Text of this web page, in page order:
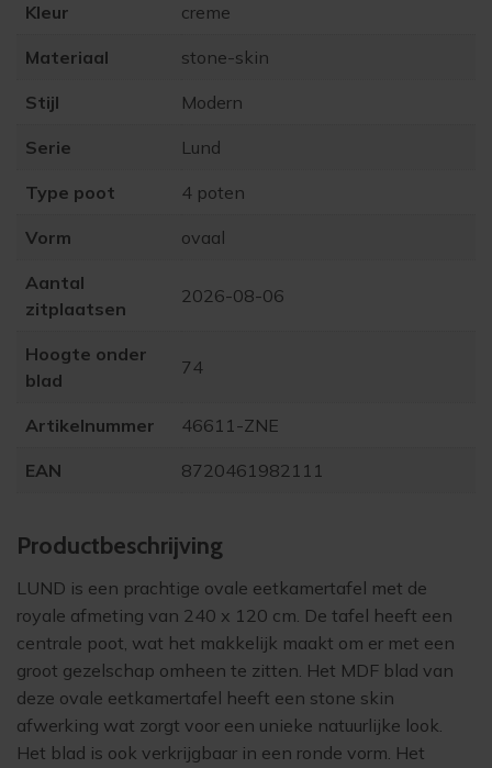
Kleur creme
Materiaal stone-skin
Stijl Modern
Serie Lund
Type poot 4 poten
Vorm ovaal
Aantal
zitplaatsen
2026-08-06
Hoogte onder
blad
74
Artikelnummer 46611-ZNE
EAN 8720461982111
Product­beschrijving
LUND is een prachtige ovale eetkamertafel met de
royale afmeting van 240 x 120 cm. De tafel heeft een
centrale poot, wat het makkelijk maakt om er met een
groot gezelschap omheen te zitten. Het MDF blad van
deze ovale eetkamertafel heeft een stone skin
afwerking wat zorgt voor een unieke natuurlijke look.
Het blad is ook verkrijgbaar in een ronde vorm. Het